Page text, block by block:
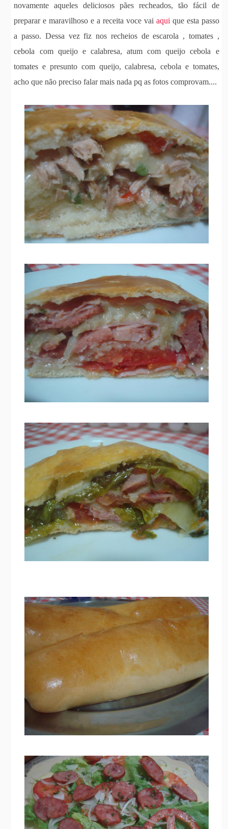
novamente aqueles deliciosos pães recheados, tão fácil de
preparar e maravilhoso e a receita voce vai aqui que esta passo
a passo. Dessa vez fiz nos recheios de escarola , tomates ,
cebola com queijo e calabresa, atum com queijo cebola e
tomates e presunto com queijo, calabresa, cebola e tomates,
acho que não preciso falar mais nada pq as fotos comprovam....